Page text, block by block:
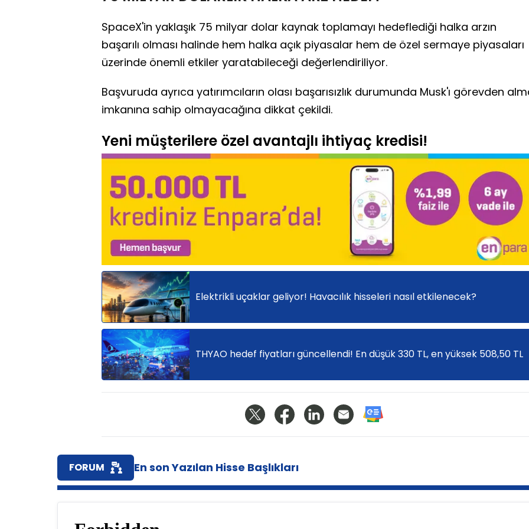
SpaceX'in yaklaşık 75 milyar dolar kaynak toplamayı hedeflediği halka arzın
başarılı olması halinde hem halka açık piyasalar hem de özel sermaye piyasaları
üzerinde önemli etkiler yaratabileceği değerlendiriliyor.
Başvuruda ayrıca yatırımcıların olası başarısızlık durumunda Musk'ı görevden
imkanına sahip olmayacağına dikkat çekildi.
Yeni müşterilere özel avantajlı ihtiyaç kredisi!
Elektrikli uçaklar geliyor! Havacılık hisseleri nasıl etkilenecek?
THYAO hedef fiyatları güncellendi! En düşük 330 TL, en yüksek 508,50 TL
FORUM En son Yazılan Hisse Başlıkları